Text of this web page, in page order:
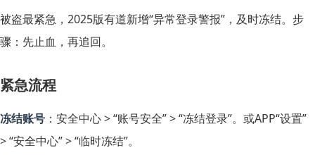
被盗最紧急，2025版有道新增“异常登录警报”，及时冻结。步
骤：先止血，再追回。
紧急流程
冻结账号 ：安全中心 > “账号安全” > “冻结登录”。或APP“设置”
> “安全中心” > “临时冻结”。